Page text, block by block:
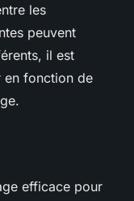
les
peuvent
il est
en fonction de
efficace pour